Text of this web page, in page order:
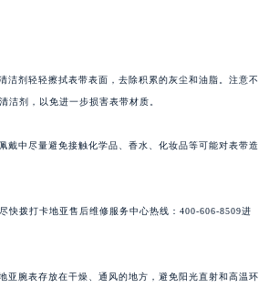
洁剂轻轻擦拭表带表面，去除积累的灰尘和油脂。注意不
洁剂，以免进一步损害表带材质。
戴中尽量避免接触化学品、香水、化妆品等可能对表带造
快拨打卡地亚售后维修服务中心热线：400-606-8509进
亚腕表存放在干燥、通风的地方，避免阳光直射和高温环